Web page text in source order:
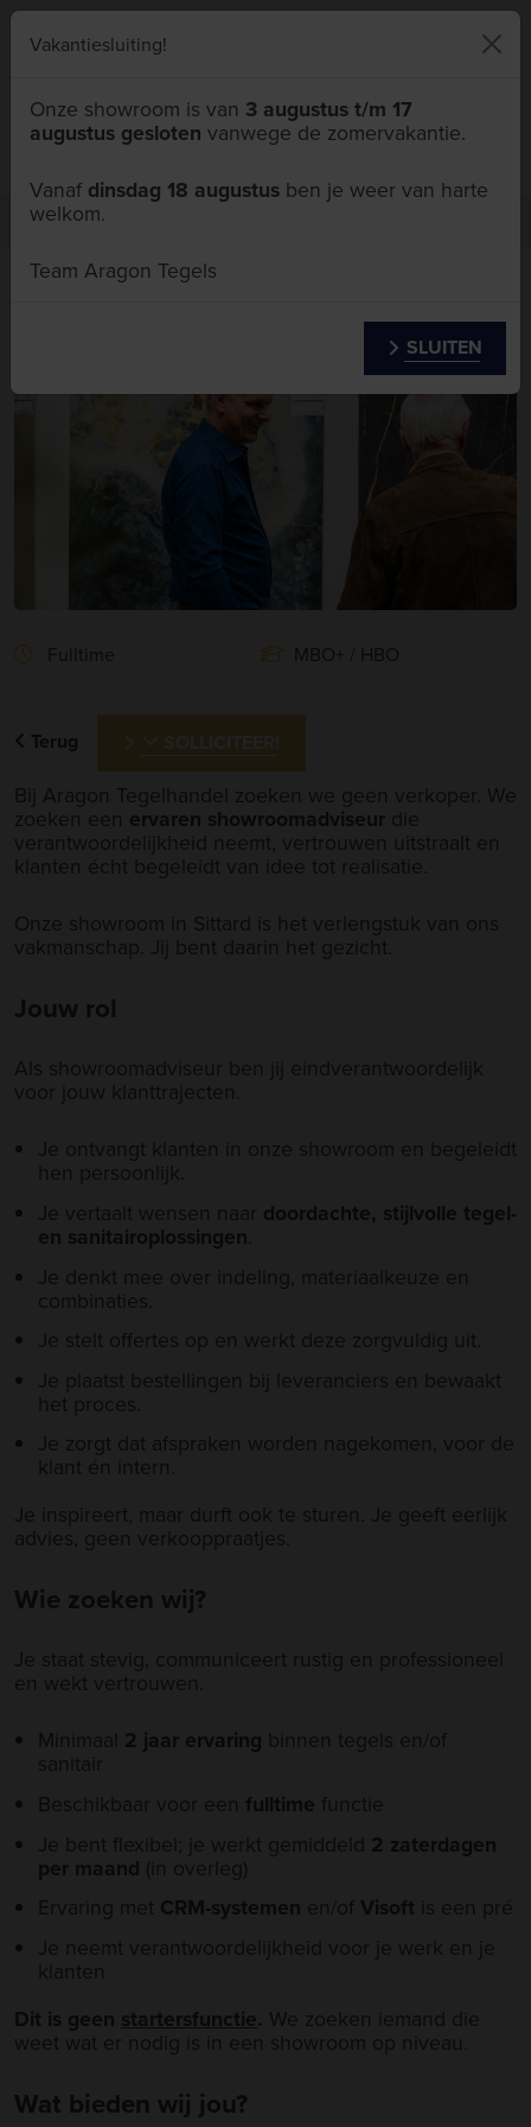
Over ons
Showroomadviseur tegels
Fulltime MBO+ / HBO
Terug
Bij Aragon Tegelhandel zoeken we geen verkoper. We
zoeken een ervaren showroomadviseur die
verantwoordelijkheid neemt, vertrouwen uitstraalt en
klanten écht begeleidt van idee tot realisatie.
Onze showroom in Sittard is het verlengstuk van ons
vakmanschap. Jij bent daarin het gezicht.
Jouw rol
Als showroomadviseur ben jij eindverantwoordelijk
voor jouw klanttrajecten.
Je ontvangt klanten in onze showroom en begeleidt
hen persoonlijk.
Je vertaalt wensen naar doordachte, stijlvolle tegel-
en sanitairoplossingen
Je denkt mee over indeling, materiaalkeuze en
combinaties.
Je stelt offertes op en werkt deze zorgvuldig uit.
Je plaatst bestellingen bij leveranciers en bewaakt
het proces.
Je zorgt dat afspraken worden nagekomen, voor de
klant én intern.
Je inspireert, maar durft ook te sturen. Je geeft eerlijk
advies, geen verkooppraatjes.
Wie zoeken wij?
Je staat stevig, communiceert rustig en professioneel
en wekt vertrouwen.
Minimaal 2 jaar ervaring binnen tegels en/of
sanitair
Beschikbaar voor een fulltime functie
Je bent flexibel; je werkt gemiddeld 2 zaterdagen
per maand (in overleg)
Ervaring met CRM-systemen en/of Visoft is een pré
Je neemt verantwoordelijkheid voor je werk en je
klanten
Dit is geen startersfunctie. We zoeken iemand die
weet wat er nodig is in een showroom op niveau.
Wat bieden wij jou?
Vakantiesluiting!
Onze showroom is van 3 augustus t/m 17
augustus gesloten vanwege de zomervakantie.
Vanaf dinsdag 18 augustus ben je weer van harte
welkom.
Team Aragon Tegels
SLUITEN